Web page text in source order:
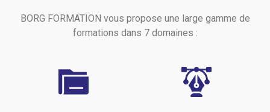
BORG FORMATION vous propose une large gamme de
formations dans 7 domaines :